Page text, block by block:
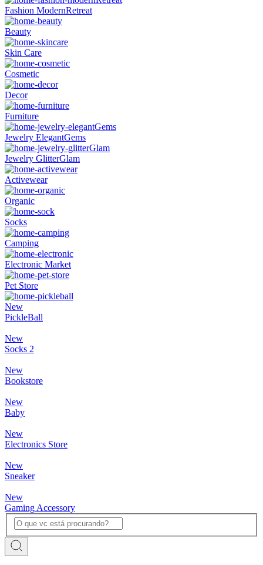
Fashion ModernRetreat
Beauty
Skin Care
Cosmetic
Decor
Furniture
Jewelry ElegantGems
Jewelry GlitterGlam
Activewear
Organic
Socks
Camping
Electronic Market
Pet Store
New
PickleBall
New
Socks 2
New
Bookstore
New
Baby
New
Electronics Store
New
Sneaker
New
Gaming Accessory